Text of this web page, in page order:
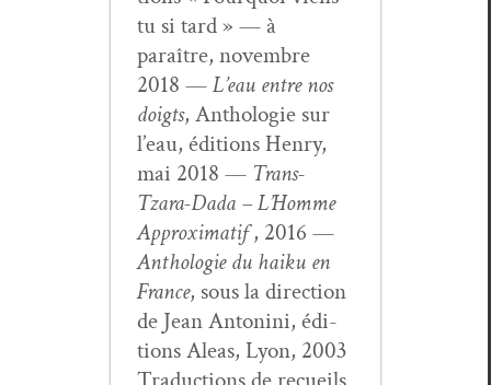
tu si tard » — à
paraître, novem­bre
2018 —L’eau entre nos
doigts, Antholo­gie sur
l’eau, édi­tions Hen­ry,
mai 2018 — Trans-
Tzara-Dada – L’Homme
Approx­i­matif, 2016 —
Antholo­gie du haiku en
France, sous la direc­tion
de Jean Antoni­ni, édi­
tions Aleas, Lyon, 2003